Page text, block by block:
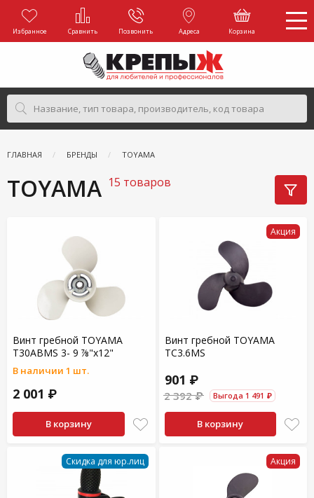
Избранное Сравнить Позвонить Адреса Корзина
ГЛАВНАЯ БРЕНДЫ TOYAMA
TOYAMA 15 товаров
Винт гребной TOYAMA
T30ABMS 3- 9 ⅞"x12"
В наличии 1 шт.
2 001 ₽
В корзину
Акция
Винт гребной TOYAMA
TC3.6MS
901 ₽
2 392 ₽ Выгода 1 491 ₽
В корзину
Скидка для юр.лиц Акция